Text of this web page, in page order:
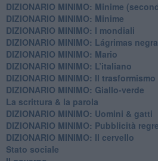
DIZIONARIO MINIMO: Minime
DIZIONARIO MINIMO: Minime
DIZIONARIO MINIMO: ​I mondiali
DIZIONARIO MINIMO: ​Lágrimas
DIZIONARIO MINIMO: Mario
DIZIONARIO MINIMO: L’italiano
DIZIONARIO MINIMO: Il trasformismo
DIZIONARIO MINIMO: Giallo-verde
La scrittura & la parola
​DIZIONARIO MINIMO: Uomini & gatti
DIZIONARIO MINIMO: ​Pubblicità
DIZIONARIO MINIMO: Il cervello
Stato sociale